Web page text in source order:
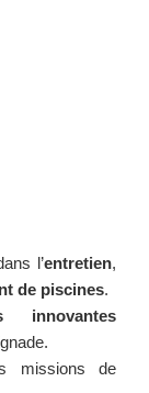
l’entretien,
de piscines.
innovantes
missions de